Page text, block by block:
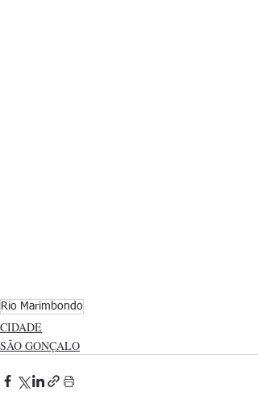
Rio Marimbondo
CIDADE
SÃO GONÇALO